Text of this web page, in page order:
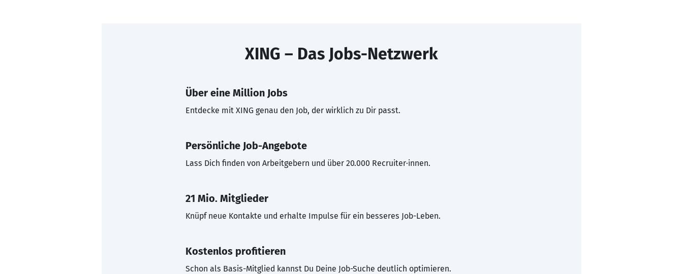
XING – Das Jobs-Netzwerk
Über eine Million Jobs
Entdecke mit XING genau den Job, der wirklich zu Dir passt.
Persönliche Job-Angebote
Lass Dich finden von Arbeitgebern und über 20.000 Recruiter·innen.
21 Mio. Mitglieder
Knüpf neue Kontakte und erhalte Impulse für ein besseres Job-Leben.
Kostenlos profitieren
Schon als Basis-Mitglied kannst Du Deine Job-Suche deutlich optimieren.